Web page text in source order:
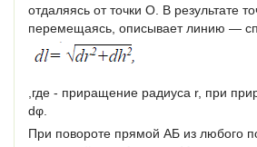
отдаляясь от точки O. В результате
перемещаясь, описывает линию —
,где - приращение радиуса r, при
dφ.
При повороте прямой АБ из любого